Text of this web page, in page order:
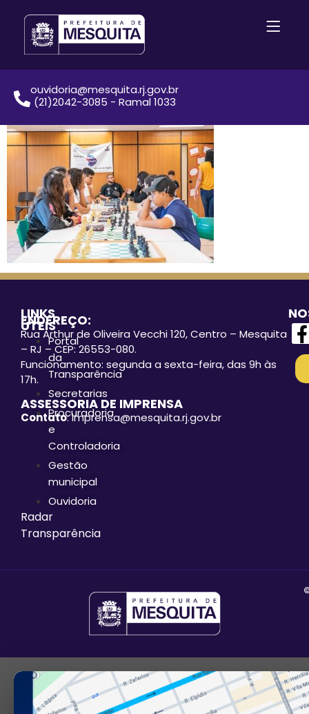
ouvidoria@mesquita.rj.gov.br
(21)2042-3085 - Ramal 1033
LINKS
ÚTEIS
Portal
da
Transparência
Secretarias
Procuradoria
e
Controladoria
Gestão
municipal
Ouvidoria
Radar
Transparência
ENDEREÇO:
Rua Arthur de Oliveira Vecchi 120, Centro – Mesquita
– RJ – CEP: 26553-080.
Funcionamento: segunda a sexta-feira, das 9h às
17h.
ASSESSORIA DE IMPRENSA
Contato: imprensa@mesquita.rj.gov.br